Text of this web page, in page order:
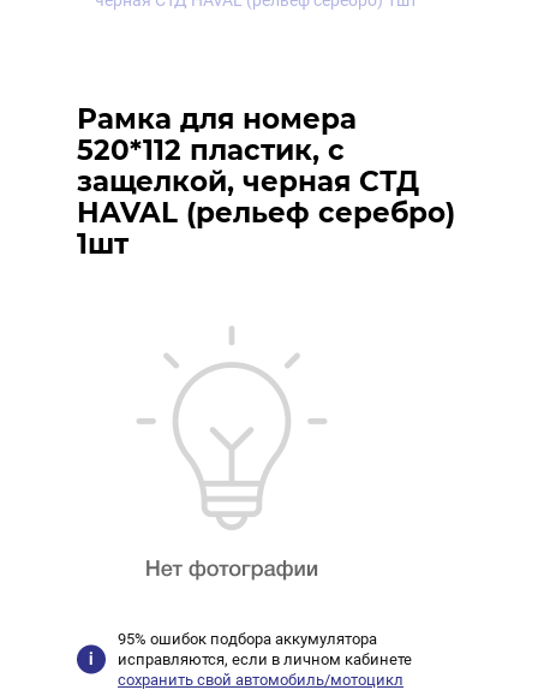
Рамка для номера
520*112 пластик, с
защелкой, черная СТД
HAVAL (рельеф серебро)
1шт
95% ошибок подбора аккумулятора
исправляются, если в личном кабинете
сохранить свой автомобиль/мотоцикл